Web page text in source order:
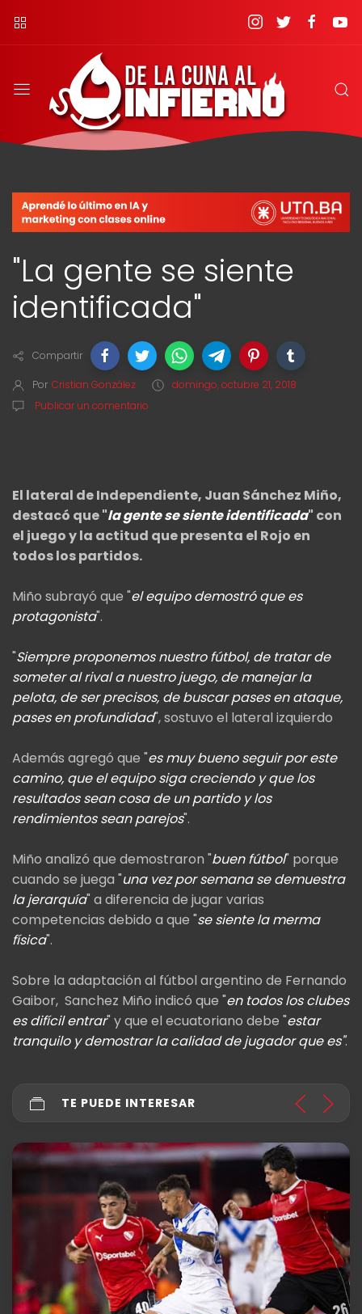
"La gente se siente
identificada"
Compartir
Por Cristian González
domingo, octubre 21, 2018
Publicar un comentario
El lateral de Independiente, Juan Sánchez Miño,
destacó que "la gente se siente identificada" con
el juego y la actitud que presenta el Rojo en
todos los partidos.
Miño subrayó que "el equipo demostró que es
protagonista".
"Siempre proponemos nuestro fútbol, de tratar de
someter al rival a nuestro juego, de manejar la
pelota, de ser precisos, de buscar pases en ataque,
pases en profundidad", sostuvo el lateral izquierdo
Además agregó que "es muy bueno seguir por este
camino, que el equipo siga creciendo y que los
resultados sean cosa de un partido y los
rendimientos sean parejos".
Miño analizó que demostraron "buen fútbol" porque
cuando se juega "una vez por semana se demuestra
la jerarquía" a diferencia de jugar varias
competencias debido a que "se siente la merma
física".
Sobre la adaptación al fútbol argentino de Fernando
Gaibor, Sanchez Miño indicó que "en todos los clubes
es difícil entrar" y que el ecuatoriano debe "estar
tranquilo y demostrar la calidad de jugador que es".
TE PUEDE INTERESAR